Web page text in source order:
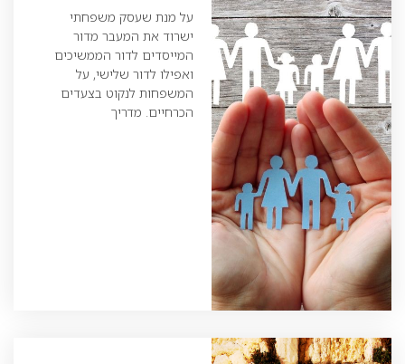
על מנת שעסק משפחתי
ישרוד את המעבר מדור
המייסדים לדור הממשיכים
ואפילו לדור שלישי, על
המשפחות לנקוט בצעדים
הכרחיים. מדריך